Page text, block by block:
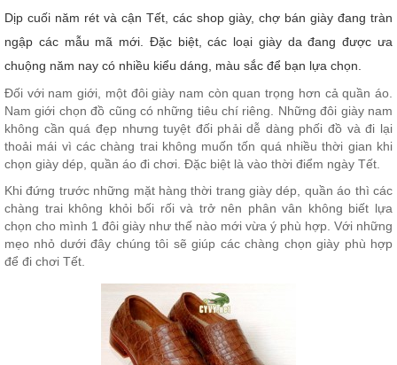
Dịp cuối năm rét và cận Tết, các shop giày, chợ bán giày đang tràn
ngập các mẫu mã mới. Đặc biệt, các loại giày da đang được ưa
chuộng năm nay có nhiều kiểu dáng, màu sắc để bạn lựa chọn.
Đối với nam giới, một đôi giày nam còn quan trọng hơn cả quần áo.
Nam giới chọn đồ cũng có những tiêu chí riêng. Những đôi giày nam
không cần quá đẹp nhưng tuyệt đối phải dễ dàng phối đồ và đi lại
thoải mái vì các chàng trai không muốn tốn quá nhiều thời gian khi
chọn giày dép, quần áo đi chơi. Đặc biệt là vào thời điểm ngày Tết.
Khi đứng trước những mặt hàng thời trang giày dép, quần áo thì các
chàng trai không khỏi bối rối và trở nên phân vân không biết lựa
chọn cho mình 1 đôi giày như thế nào mới vừa ý phù hợp. Với những
mẹo nhỏ dưới đây chúng tôi sẽ giúp các chàng chọn giày phù hợp
để đi chơi Tết.